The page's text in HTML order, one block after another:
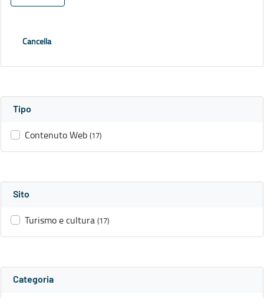
Cancella
Tipo
Contenuto Web (17)
Sito
Turismo e cultura (17)
Categoria